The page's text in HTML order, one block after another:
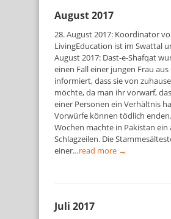
August 2017
28. August 2017: Koordinator
LivingEducation ist im Swattal
August 2017: Dast-e-Shafqat
einen Fall einer jungen Frau
informiert, dass sie von
möchte, da man ihr vorwarf,
einer Personen ein Verhältnis
Vorwürfe können tödlich
Wochen machte in Pakistan ein
Schlagzeilen. Die
einer…read more →
Juli 2017